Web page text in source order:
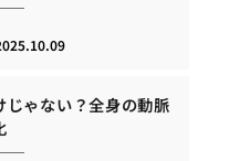
ゃない？全身の動脈